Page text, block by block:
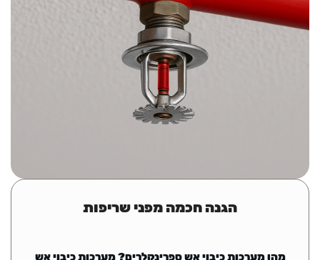
הגנה חכמה מפני שריפות
מהן מערכות כיבוי אש ספרינקלרים? מערכות כיבוי אש